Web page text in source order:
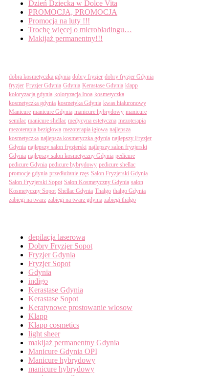
Dzień Dziecka w Dolce Vita
PROMOCJA, PROMOCJA
Promocja na luty !!!
Trochę więcej o microbladingu…
Makijaż permanentny!!!
dobra kosmetyczka gdynia dobry fryzjer dobry fryzjer Gdynia
fryzjer Fryzjer Gdynia Gdynia Kerastase Gdynia klapp
koloryzacja gdynia koloryzacja Inoa kosmetyczka
kosmetyczka gdynia kosmetyka Gdynia kwas hialuronowy
Manicure manicure Gdynia manicure hybrydowy manicure
semilac manicure shellac medycyna estetyczna mezoterapia
mezoterapia bezigłowa mezoterapia igłowa najlepsza
kosmetyczka najlepsza kosmetyczka gdynia najlepszy Fryzjer
Gdynia najlepszy salon fryzjerski najlepszy salon fryzjerski
Gdynia najlepszy salon kosmetyczny Gdynia pedicure
pedicure Gdynia pedicure hybrydowy pedicure shellac
promocje gdynia przedłużanie rzęs Salon Fryzjerski Gdynia
Salon Fryzjerski Sopot Salon Kosmetyczny Gdynia salon
Kosmetyczny Sopot Shellac Gdynia Thalgo thalgo Gdynia
zabiegi na twarz zabiegi na twarz gdynia zabiegi thalgo
depilacja laserowa
Dobry Fryzjer Sopot
Fryzjer Gdynia
Fryzjer Sopot
Gdynia
indigo
Kerastase Gdynia
Kerastase Sopot
Keratynowe prostowanie wlosow
Klapp
Klapp cosmetics
light sheer
makijaż permanentny Gdynia
Manicure Gdynia OPI
Manicure hybrydowy
manicure hybrydowy